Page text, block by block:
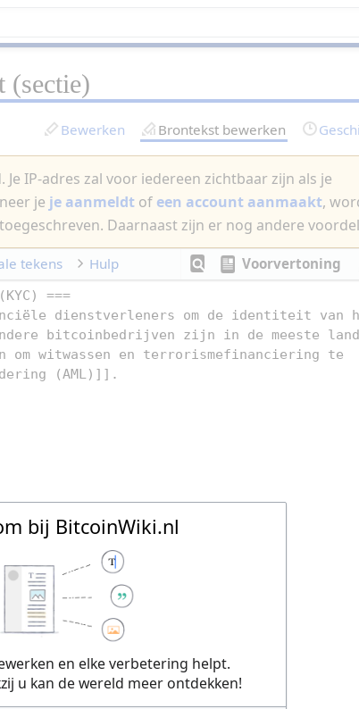
(sectie)
Bewerken Brontekst bewerken
Je IP-adres zal voor iedereen zichtbaar zijn als je
je je aanmeldt of een account aanmaakt,
Daarnaast zijn er nog andere
Voorvertoning
tekens Hulp
bij BitcoinWiki.nl
en elke verbetering helpt.
u kan de wereld meer ontdekken!